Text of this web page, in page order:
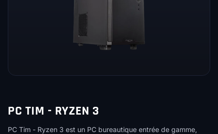
PC TIM - RYZEN 3
PC Tim - Ryzen 3 est un PC bureautique entrée de gamme,